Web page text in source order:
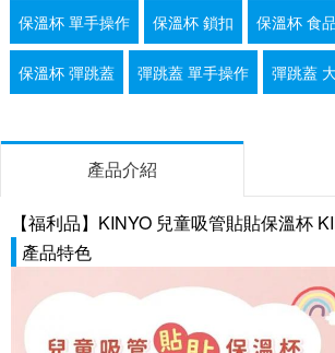
保溫杯 單手操作 保溫杯 鎖扣 保溫杯 食
保溫杯 彈跳蓋 彈跳蓋 單手操作 彈跳蓋
產品介紹
【福利品】KINYO 兒童吸管貼貼保溫杯
產品特色